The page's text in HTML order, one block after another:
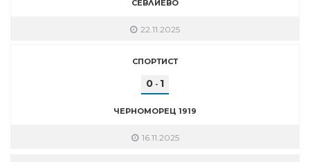
СЕВЛИЕВО
22.11.2025
СПОРТИСТ
0 - 1
ЧЕРНОМОРЕЦ 1919
16.11.2025